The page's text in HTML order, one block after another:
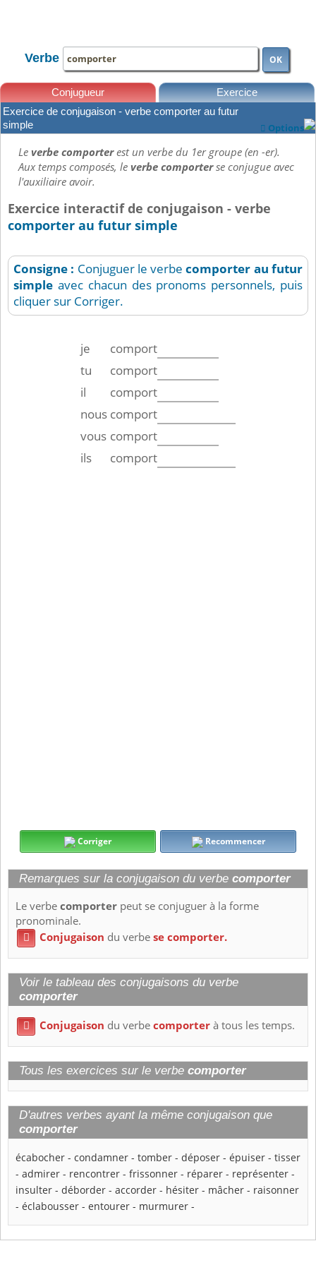
Verbe OK
Conjugueur Exercice
Exercice de conjugaison - verbe comporter au futur
simple
 Options
Leverbe comporterest un verbe du 1er groupe (en -er).
Aux temps composés, leverbe comporterse conjugue avec
l'auxiliaire avoir.
Exercice interactif de conjugaison - verbe
comporter au futur simple
Consigne : Conjuguer le verbecomporter au futur
simple avec chacun des pronoms personnels, puis
cliquer sur Corriger.
je
comport
tu
comport
il
comport
nous comport
vous comport
ils
comport
Corriger Recommencer
Remarques sur la conjugaison du verbe comporter
Le verbecomporter peut se conjuguer à la forme
pronominale.
 Conjugaison du verbese comporter.
Voir le tableau des conjugaisons du verbe
comporter
 Conjugaison du verbecomporterà tous les temps.
Tous les exercices sur le verbe comporter
D'autres verbes ayant la même conjugaison que
comporter
écabocher - condamner - tomber - déposer - épuiser - tisser
- admirer - rencontrer - frissonner - réparer - représenter -
insulter - déborder - accorder - hésiter - mâcher - raisonner
- éclabousser - entourer - murmurer -